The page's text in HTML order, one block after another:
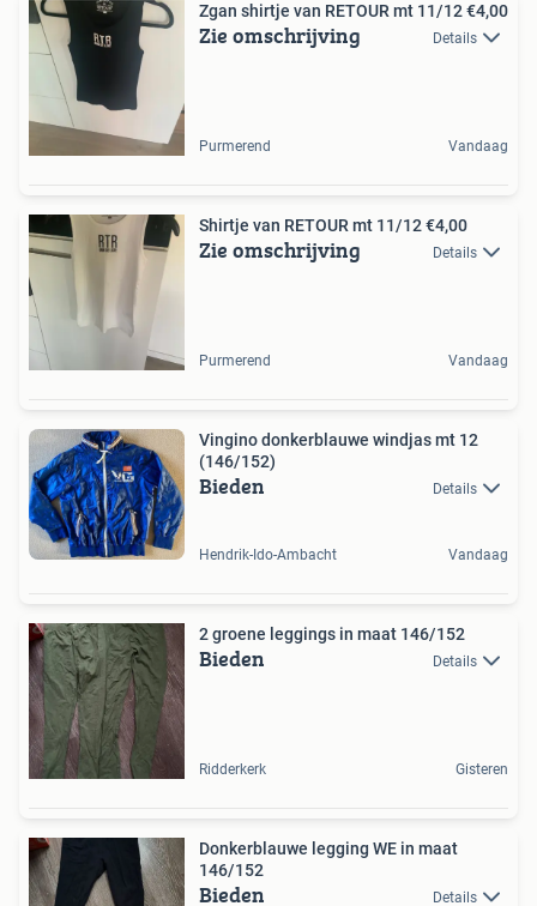
Zgan shirtje van RETOUR mt 11/12 €4,00
Zie omschrijving Details
Purmerend Vandaag
Shirtje van RETOUR mt 11/12 €4,00
Zie omschrijving Details
Purmerend Vandaag
Vingino donkerblauwe windjas mt 12
(146/152)
Bieden Details
Hendrik-Ido-Ambacht Vandaag
2 groene leggings in maat 146/152
Bieden Details
Ridderkerk Gisteren
Donkerblauwe legging WE in maat
146/152
Bieden Details